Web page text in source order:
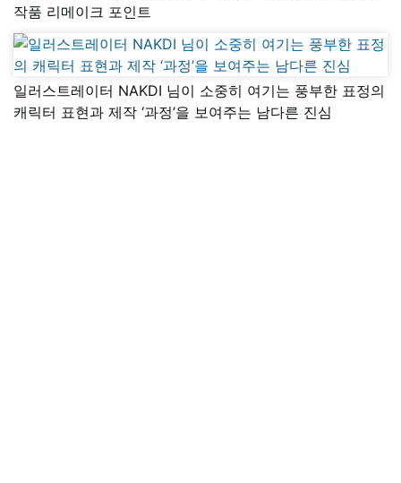
작품 리메이크 포인트
일러스트레이터 NAKDI 님이 소중히 여기는 풍부한 표정의
캐릭터 표현과 제작 ‘과정’을 보여주는 남다른 진심